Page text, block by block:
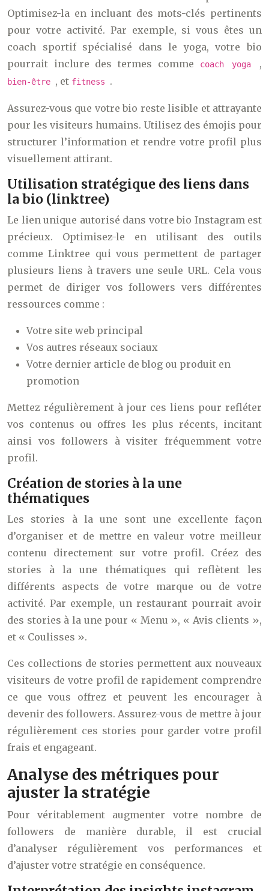
Optimisez-la en incluant des mots-clés pertinents
pour votre activité. Par exemple, si vous êtes un
coach sportif spécialisé dans le yoga, votre bio
pourrait inclure des termes comme
coach yoga ,
bien-être , et fitness .
Assurez-vous que votre bio reste lisible et attrayante
pour les visiteurs humains. Utilisez des émojis pour
structurer l’information et rendre votre profil plus
visuellement attirant.
Utilisation stratégique des liens dans
la bio (linktree)
Le lien unique autorisé dans votre bio Instagram est
précieux. Optimisez-le en utilisant des outils
comme Linktree qui vous permettent de partager
plusieurs liens à travers une seule URL. Cela vous
permet de diriger vos followers vers différentes
ressources comme :
Votre site web principal
Vos autres réseaux sociaux
Votre dernier article de blog ou produit en
promotion
Mettez régulièrement à jour ces liens pour refléter
vos contenus ou offres les plus récents, incitant
ainsi vos followers à visiter fréquemment votre
profil.
Création de stories à la une
thématiques
Les stories à la une sont une excellente façon
d’organiser et de mettre en valeur votre meilleur
contenu directement sur votre profil. Créez des
stories à la une thématiques qui reflètent les
différents aspects de votre marque ou de votre
activité. Par exemple, un restaurant pourrait avoir
des stories à la une pour « Menu », « Avis clients »,
et « Coulisses ».
Ces collections de stories permettent aux nouveaux
visiteurs de votre profil de rapidement comprendre
ce que vous offrez et peuvent les encourager à
devenir des followers. Assurez-vous de mettre à jour
régulièrement ces stories pour garder votre profil
frais et engageant.
Analyse des métriques pour
ajuster la stratégie
Pour véritablement augmenter votre nombre de
followers de manière durable, il est crucial
d’analyser régulièrement vos performances et
d’ajuster votre stratégie en conséquence.